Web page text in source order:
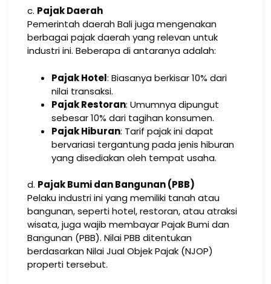
c. Pajak Daerah
Pemerintah daerah Bali juga mengenakan
berbagai pajak daerah yang relevan untuk
industri ini. Beberapa di antaranya adalah:
Pajak Hotel: Biasanya berkisar 10% dari
nilai transaksi.
Pajak Restoran: Umumnya dipungut
sebesar 10% dari tagihan konsumen.
Pajak Hiburan: Tarif pajak ini dapat
bervariasi tergantung pada jenis hiburan
yang disediakan oleh tempat usaha.
d. Pajak Bumi dan Bangunan (PBB)
Pelaku industri ini yang memiliki tanah atau
bangunan, seperti hotel, restoran, atau atraksi
wisata, juga wajib membayar Pajak Bumi dan
Bangunan (PBB). Nilai PBB ditentukan
berdasarkan Nilai Jual Objek Pajak (NJOP)
properti tersebut.